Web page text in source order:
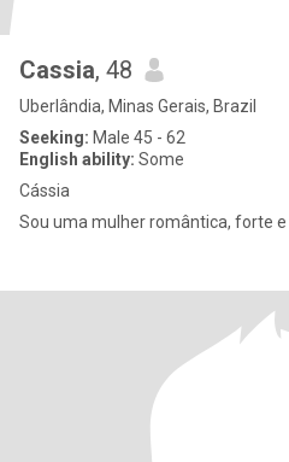
Cassia, 48
Uberlândia, Minas Gerais, Brazil
Seeking: Male 45 - 62
English ability: Some
Cássia